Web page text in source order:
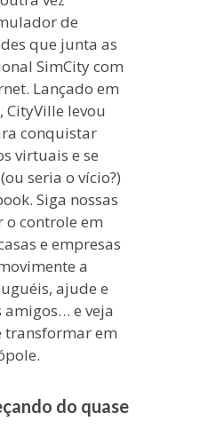
de
que junta as
SimCity com
Lançado em
CityVille levou
conquistar
virtuais e se
seria o vício?)
Siga nossas
o controle em
e empresas
a
ajude e
e veja
transformar em
do quase